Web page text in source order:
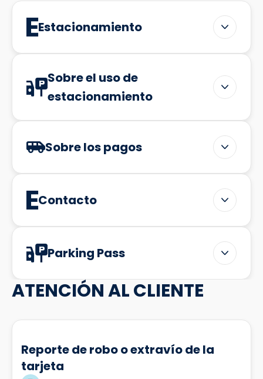
Estacionamiento
Sobre el uso de
estacionamiento
Sobre los pagos
Contacto
Parking Pass
ATENCIÓN AL CLIENTE
Reporte de robo o extravío de la
tarjeta
Número de contacto